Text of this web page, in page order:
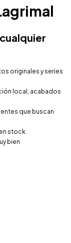
originales y series
local, acabados
que buscan
stock.
bien